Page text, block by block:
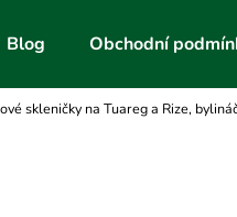
Blog Obchodní
skleničky na Tuareg a Rize,
Co